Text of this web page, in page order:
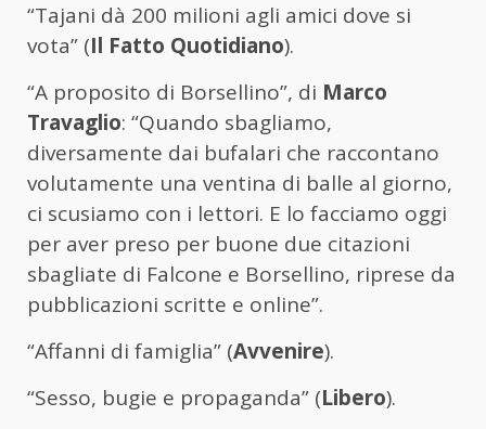
“Tajani dà 200 milioni agli amici dove si
vota” (Il Fatto Quotidiano).
“A proposito di Borsellino”, di Marco
Travaglio: “Quando sbagliamo,
diversamente dai bufalari che raccontano
volutamente una ventina di balle al giorno,
ci scusiamo con i lettori. E lo facciamo oggi
per aver preso per buone due citazioni
sbagliate di Falcone e Borsellino, riprese da
pubblicazioni scritte e online”.
“Affanni di famiglia” (Avvenire).
“Sesso, bugie e propaganda” (Libero).